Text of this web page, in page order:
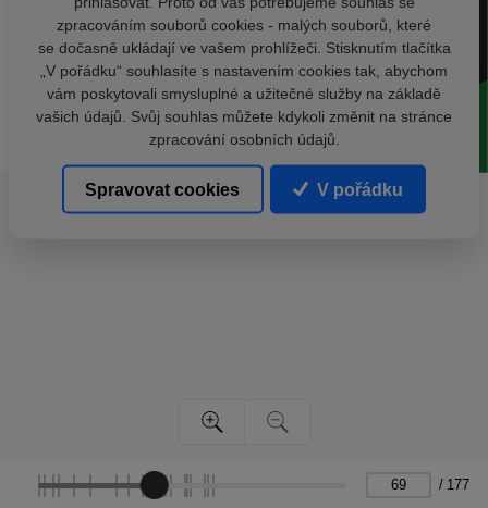
/ 177
zpracováním souborů cookies - malých souborů, které
se dočasně ukládají ve vašem prohlížeči. Stisknutím tlačítka
„V pořádku“ souhlasíte s nastavením cookies tak, abychom
vám poskytovali smysluplné a užitečné služby na základě
vašich údajů. Svůj souhlas můžete kdykoli změnit na stránce
zpracování osobních údajů.
Spravovat cookies V pořádku